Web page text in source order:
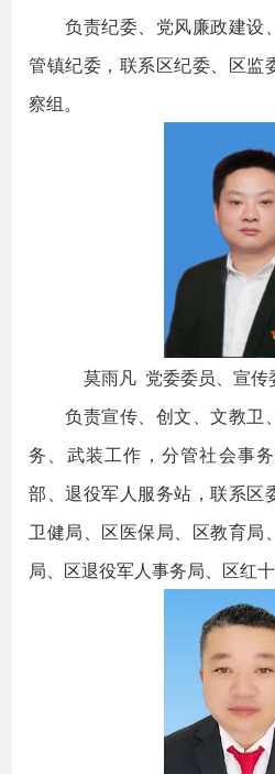
负责纪委、党风廉政建设
管镇纪委，联系区纪委、区监
察组。
莫雨凡 党委委员、宣传
负责宣传、创文、文教卫
务、武装工作，分管社会事
部、退役军人服务站，联系区
卫健局、区医保局、区教育局
局、区退役军人事务局、区红十